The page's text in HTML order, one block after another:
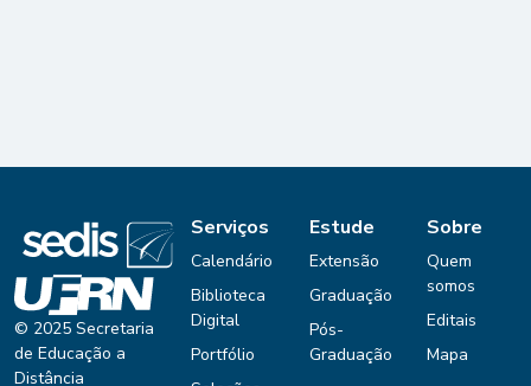
© 2025 Secretaria
de Educação a
Distância
Serviços
Calendário
Biblioteca
Digital
Portfólio
Estude
Extensão
Graduação
Pós-
Graduação
Sobre
Quem
somos
Editais
Mapa